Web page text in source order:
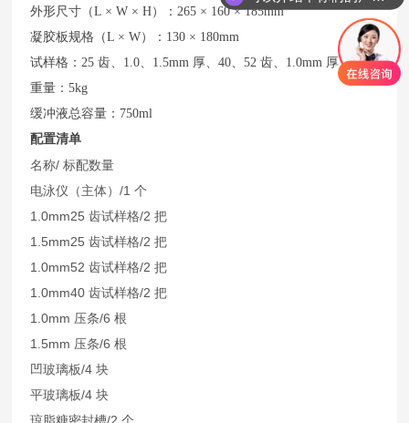
外形尺寸（L × W × H）：265 × 160 × 185mm
凝胶板规格（L × W）：130 × 180mm
试样格：25 齿、1.0、1.5mm 厚、40、52 齿、1.0mm 厚
重量：5kg
缓冲液总容量：750ml
配置清单
名称/ 标配数量
电泳仪（主体）/1 个
1.0mm25 齿试样格/2 把
1.5mm25 齿试样格/2 把
1.0mm52 齿试样格/2 把
1.0mm40 齿试样格/2 把
1.0mm 压条/6 根
1.5mm 压条/6 根
凹玻璃板/4 块
平玻璃板/4 块
琼脂糖密封槽/2 个